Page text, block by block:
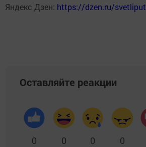
Яндекс Дзен: https://dzen.ru/svetliput
Оставляйте реакции
0 0 0 0